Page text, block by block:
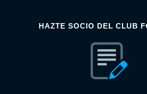
HAZTE SOCIO DEL CLUB